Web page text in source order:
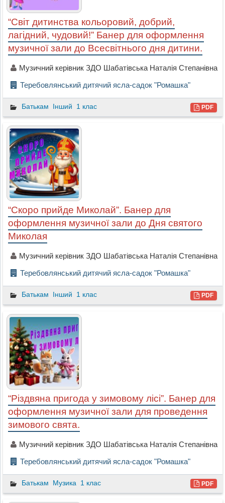
“Світ дитинства кольоровий, добрий,
лагідний, чудовий!” Банер для оформлення
музичної зали до Всесвітнього дня дитини.
Музичний керівник ЗДО Шабатівська Наталія Степанівна
Теребовлянський дитячий ясла-садок "Ромашка"
Батькам Інший 1 клас PDF
“Скоро прийде Миколай”. Банер для
оформлення музичної зали до Дня святого
Миколая
Музичний керівник ЗДО Шабатівська Наталія Степанівна
Теребовлянський дитячий ясла-садок "Ромашка"
Батькам Інший 1 клас PDF
“Різдвяна пригода у зимовому лісі”. Банер для
оформлення музичної зали для проведення
зимового свята.
Музичний керівник ЗДО Шабатівська Наталія Степанівна
Теребовлянський дитячий ясла-садок "Ромашка"
Батькам Музика 1 клас PDF